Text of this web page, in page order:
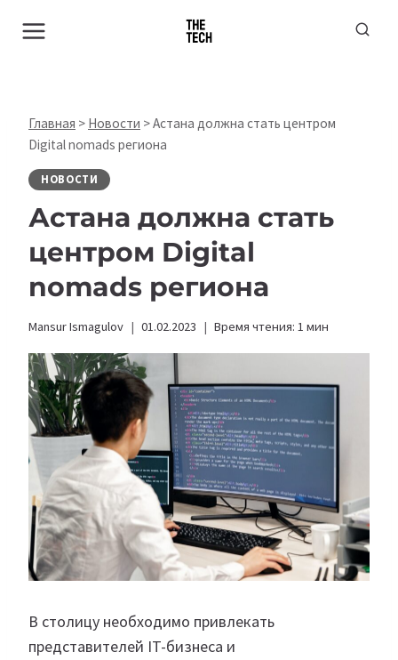
Главная > Новости >Астана должна стать центром
Digital nomads региона
НОВОСТИ
Астана должна стать
центром Digital
nomads региона
Mansur Ismagulov 01.02.2023 Время чтения: 1 мин
В столицу необходимо привлекать
представителей IT-бизнеса и